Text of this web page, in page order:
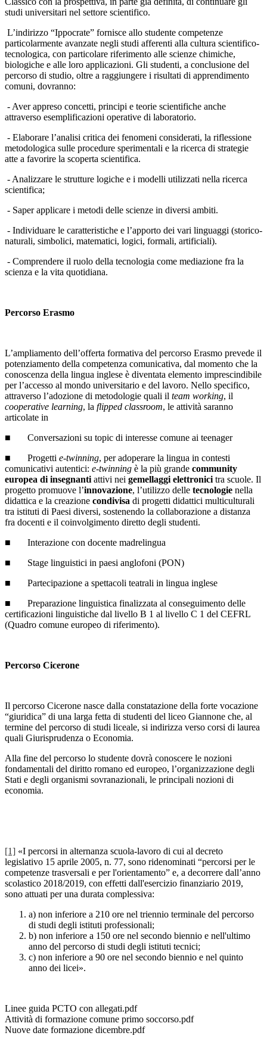
studi universitari nel settore scientifico.
L’indirizzo “Ippocrate” fornisce allo studente competenze
particolarmente avanzate negli studi afferenti alla cultura scientifico-
tecnologica, con particolare riferimento alle scienze chimiche,
biologiche e alle loro applicazioni. Gli studenti, a conclusione del
percorso di studio, oltre a raggiungere i risultati di apprendimento
comuni, dovranno:
- Aver appreso concetti, principi e teorie scientifiche anche
attraverso esemplificazioni operative di laboratorio.
- Elaborare l’analisi critica dei fenomeni considerati, la riflessione
metodologica sulle procedure sperimentali e la ricerca di strategie
atte a favorire la scoperta scientifica.
- Analizzare le strutture logiche e i modelli utilizzati nella ricerca
scientifica;
- Saper applicare i metodi delle scienze in diversi ambiti.
- Individuare le caratteristiche e l’apporto dei vari linguaggi (storico-
naturali, simbolici, matematici, logici, formali, artificiali).
- Comprendere il ruolo della tecnologia come mediazione fra la
scienza e la vita quotidiana.
Percorso Erasmo
L’ampliamento dell’offerta formativa del percorso Erasmo prevede il
potenziamento della competenza comunicativa, dal momento che la
conoscenza della lingua inglese è diventata elemento imprescindibile
per l’accesso al mondo universitario e del lavoro. Nello specifico,
attraverso l’adozione di metodologie quali il team working, il
cooperative learning, la flipped classroom, le attività saranno
articolate in
■ Conversazioni su topic di interesse comune ai teenager
■ Progetti e-twinning, per adoperare la lingua in contesti
comunicativi autentici: e-twinning è la più grande community
europea di insegnanti attivi nei gemellaggi elettronici tra scuole. Il
progetto promuove l’innovazione, l’utilizzo delle tecnologie nella
didattica e la creazione condivisa di progetti didattici multiculturali
tra istituti di Paesi diversi, sostenendo la collaborazione a distanza
fra docenti e il coinvolgimento diretto degli studenti.
■ Interazione con docente madrelingua
■ Stage linguistici in paesi anglofoni (PON)
■ Partecipazione a spettacoli teatrali in lingua inglese
■ Preparazione linguistica finalizzata al conseguimento delle
certificazioni linguistiche dal livello B 1 al livello C 1 del CEFRL
(Quadro comune europeo di riferimento).
Percorso Cicerone
Il percorso Cicerone nasce dalla constatazione della forte vocazione
“giuridica” di una larga fetta di studenti del liceo Giannone che, al
termine del percorso di studi liceale, si indirizza verso corsi di laurea
quali Giurisprudenza o Economia.
Alla fine del percorso lo studente dovrà conoscere le nozioni
fondamentali del diritto romano ed europeo, l’organizzazione degli
Stati e degli organismi sovranazionali, le principali nozioni di
economia.
[1] «I percorsi in alternanza scuola-lavoro di cui al decreto
legislativo 15 aprile 2005, n. 77, sono ridenominati “percorsi per le
competenze trasversali e per l'orientamento” e, a decorrere dall’anno
scolastico 2018/2019, con effetti dall'esercizio finanziario 2019,
sono attuati per una durata complessiva:
a) non inferiore a 210 ore nel triennio terminale del percorso
di studi degli istituti professionali;
b) non inferiore a 150 ore nel secondo biennio e nell'ultimo
anno del percorso di studi degli istituti tecnici;
c) non inferiore a 90 ore nel secondo biennio e nel quinto
anno dei licei».
Linee guida PCTO con allegati.pdf
Attività di formazione comune primo soccorso.pdf
Nuove date formazione dicembre.pdf